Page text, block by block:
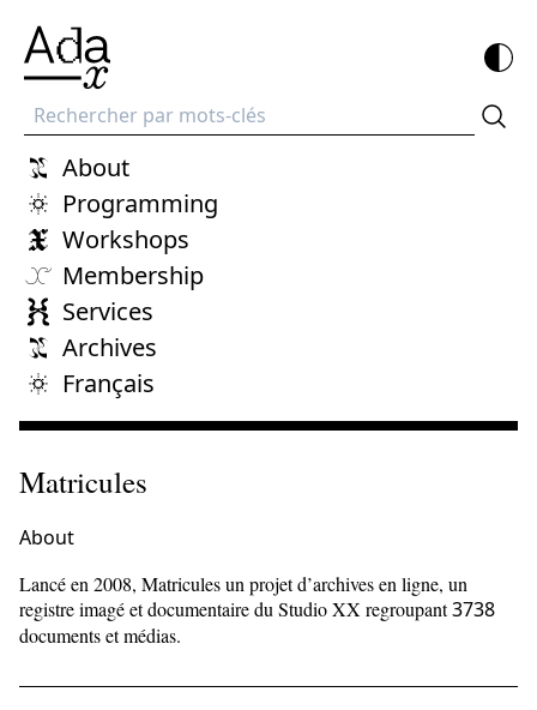
Recherche
About
Programming
Workshops
Membership
Services
Archives
Français
Matricules
About
Lancé en 2008, Matricules un projet d’archives en ligne, un
registre imagé et documentaire du Studio XX regroupant3738
documents et médias.